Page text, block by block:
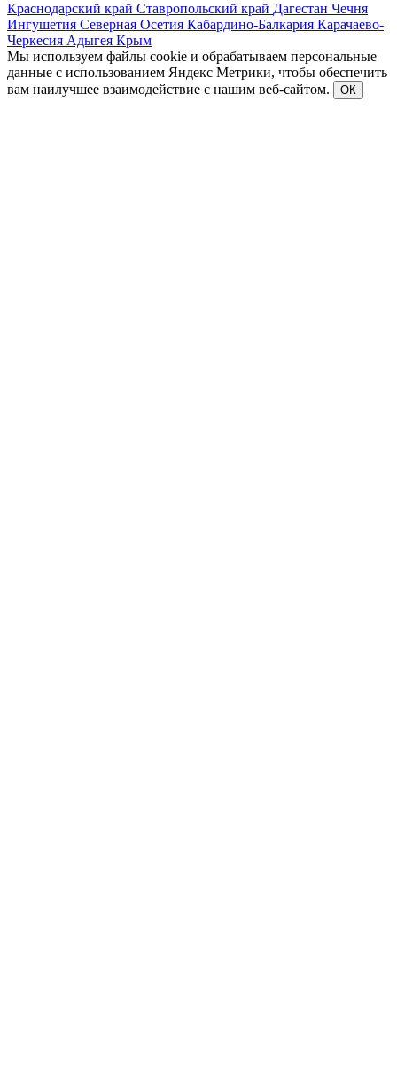
Краснодарский край Ставропольский край Дагестан Чечня
Ингушетия Северная Осетия Кабардино-Балкария Карачаево-
Черкесия Адыгея Крым
Мы используем файлы cookie и обрабатываем персональные
данные с использованием Яндекс Метрики, чтобы обеспечить
вам наилучшее взаимодействие с нашим веб-сайтом.
ОК